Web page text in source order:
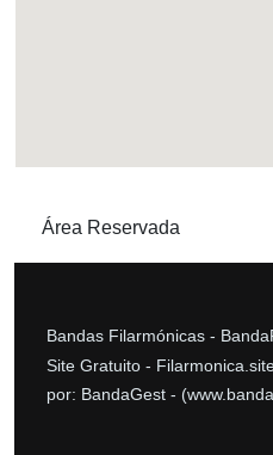
Área Reservada
Bandas Filarmónicas -
Site Gratuito -
por: BandaGest -